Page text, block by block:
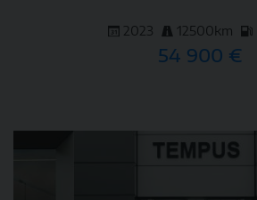
2023 12500km
54 900 €
DETAIL